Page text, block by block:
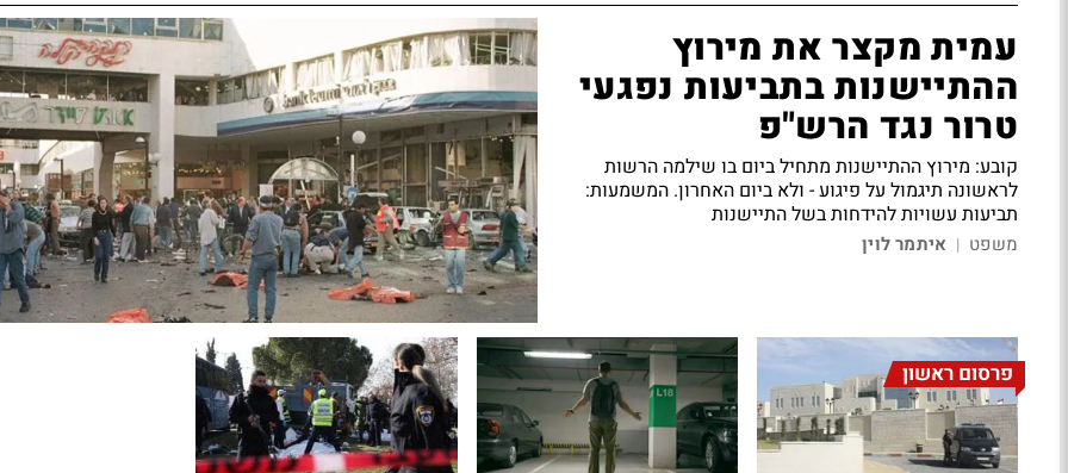
עמית מקצר את מירוץ
ההתיישנות בתביעות נפגעי
טרור נגד הרש"פ
קובע: מירוץ ההתיישנות מתחיל ביום בו שילמה הרשות
לראשונה תיגמול על פיגוע - ולא ביום האחרון. המשמעות:
תביעות עשויות להידחות בשל התיישנות
משפט | איתמר לוין
פרסום ראשון